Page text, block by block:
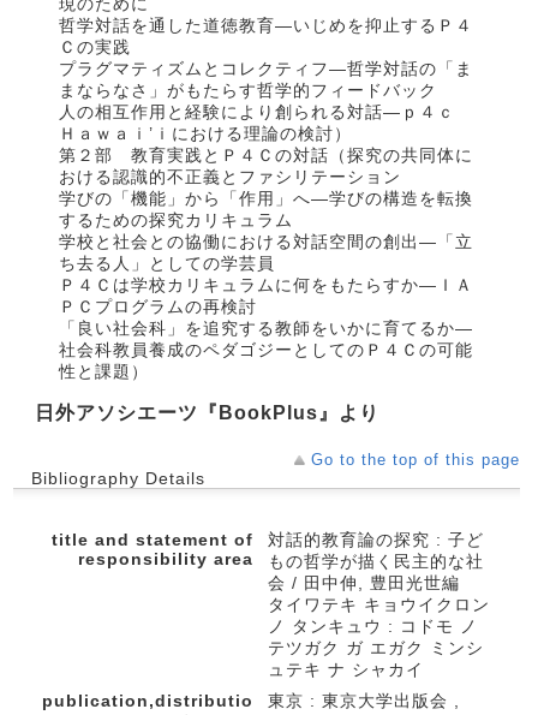
哲学対話を通した道徳教育―いじめを抑止するＰ４
Ｃの実践
プラグマティズムとコレクティフ―哲学対話の「ま
まならなさ」がもたらす哲学的フィードバック
人の相互作用と経験により創られる対話―ｐ４ｃ
Ｈａｗａｉ’ｉにおける理論の検討）
第２部 教育実践とＰ４Ｃの対話（探究の共同体に
おける認識的不正義とファシリテーション
学びの「機能」から「作用」へ―学びの構造を転換
するための探究カリキュラム
学校と社会との協働における対話空間の創出―「立
ち去る人」としての学芸員
Ｐ４Ｃは学校カリキュラムに何をもたらすか―ＩＡ
ＰＣプログラムの再検討
「良い社会科」を追究する教師をいかに育てるか―
社会科教員養成のペダゴジーとしてのＰ４Ｃの可能
性と課題）
日外アソシエーツ『BookPlus』より
Go to the top of this page
Bibliography Details
title and statement of
responsibility area
対話的教育論の探究 : 子ど
もの哲学が描く民主的な社
会 / 田中伸, 豊田光世編
タイワテキ キョウイクロン
ノ タンキュウ : コドモ ノ
テツガク ガ エガク ミンシ
ュテキ ナ シャカイ
publication,distributio
東京 : 東京大学出版会 ,